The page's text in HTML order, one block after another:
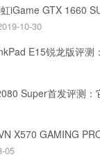
iGame GTX 1660
10-30
E15锐龙版评测
Super首发评测：
X570 GAMING
05